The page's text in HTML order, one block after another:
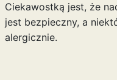
Ciekawostką jest, że
jest bezpieczny, a
alergicznie.